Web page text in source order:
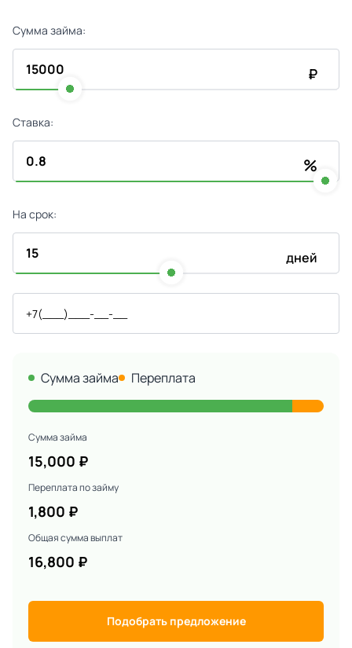
Сумма займа:
₽
Ставка:
%
На срок:
дней
Сумма займа Переплата
Сумма займа
15,000 ₽
Переплата по займу
1,800 ₽
Общая сумма выплат
16,800 ₽
Подобрать предложение